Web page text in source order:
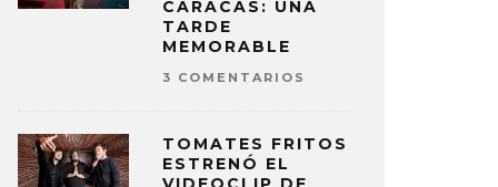
CARACAS: UNA
TARDE
MEMORABLE
3 COMENTARIOS
TOMATES FRITOS
ESTRENÓ EL